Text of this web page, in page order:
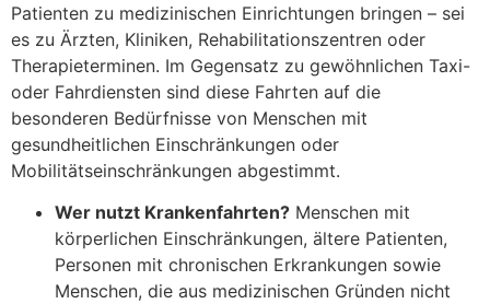
Patienten zu medizinischen Einrichtungen bringen – sei
es zu Ärzten, Kliniken, Rehabilitationszentren oder
Therapieterminen. Im Gegensatz zu gewöhnlichen Taxi-
oder Fahrdiensten sind diese Fahrten auf die
besonderen Bedürfnisse von Menschen mit
gesundheitlichen Einschränkungen oder
Mobilitätseinschränkungen abgestimmt.
Wer nutzt Krankenfahrten? Menschen mit
körperlichen Einschränkungen, ältere Patienten,
Personen mit chronischen Erkrankungen sowie
Menschen, die aus medizinischen Gründen nicht